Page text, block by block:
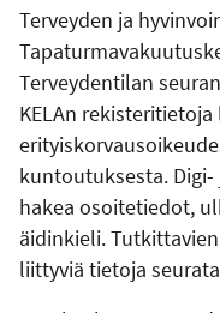
Terveyden ja
Terveydentilan
KELAn
kuntoutuksesta.
hakea osoitetiedot,
äidinkieli.
liittyviä tietoja